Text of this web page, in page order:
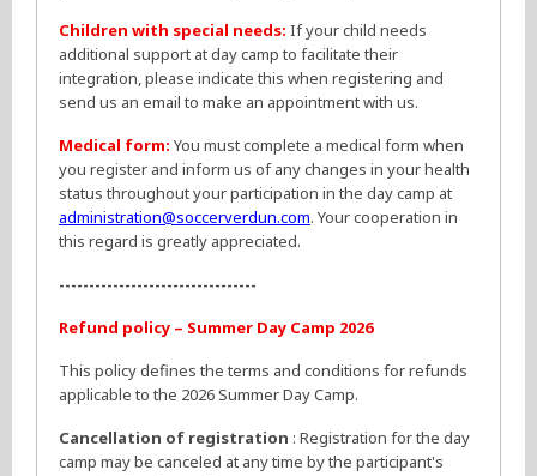
Children with special needs: If your child needs
additional support at day camp to facilitate their
integration, please indicate this when registering and
send us an email to make an appointment with us.
Medical form: You must complete a medical form when
you register and inform us of any changes in your health
status throughout your participation in the day camp at
administration@soccerverdun.com. Your cooperation in
this regard is greatly appreciated.
---------------------------------
Refund policy – Summer Day Camp 2026
This policy defines the terms and conditions for refunds
applicable to the 2026 Summer Day Camp.
Cancellation of registration : Registration for the day
camp may be canceled at any time by the participant's